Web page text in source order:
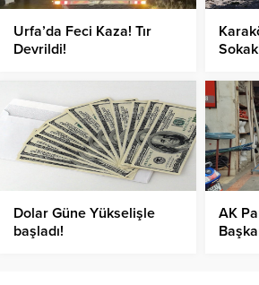
Urfa’da Feci Kaza! Tır
Devrildi!
Dolar Güne Yükselişle
başladı!
AK